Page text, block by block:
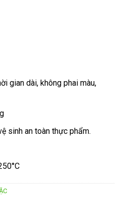
gian dài, không phai màu,
sinh an toàn thực phẩm.